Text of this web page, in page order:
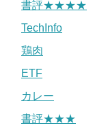
書評★★★★
TechInfo
鶏肉
ETF
カレー
書評★★★